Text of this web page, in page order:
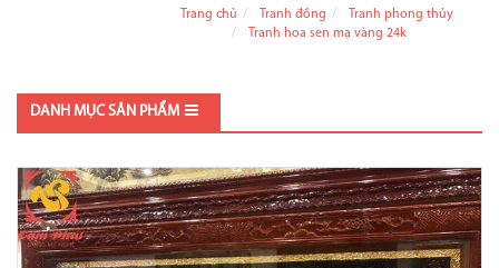
Trang chủ Tranh đồng
Tranh phong thủy
Tranh hoa sen mạ vàng 24k
DANH MỤC SẢN PHẨM